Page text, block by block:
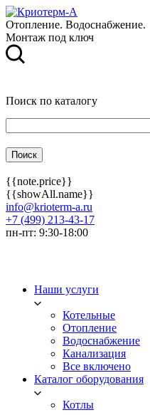
Отопление. Водоснабжение.
Монтаж под ключ
Поиск по каталогу
{{note.price}}
{{showAll.name}}
info@krioterm-a.ru
+7 (499) 213-43-17
пн-пт: 9:30-18:00
Наши услуги
Котельные
Отопление
Водоснабжение
Канализация
Все включено
Каталог оборудования
Котлы